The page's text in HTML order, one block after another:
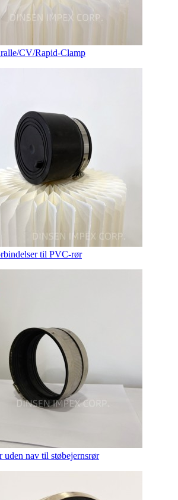
CV/Rapid-Clamp
til PVC-rør
uden nav til støbejernsrør